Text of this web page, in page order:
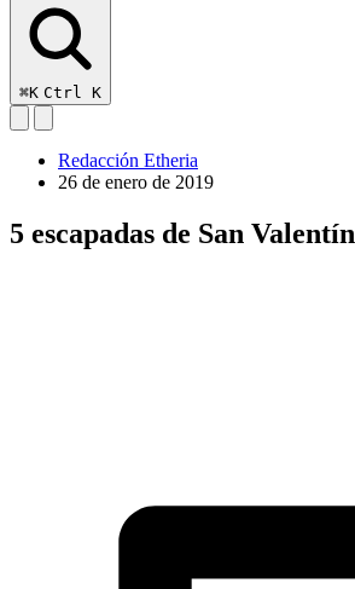
⌘K Ctrl K
Redacción Etheria
26 de enero de 2019
5 escapadas de San Valentín